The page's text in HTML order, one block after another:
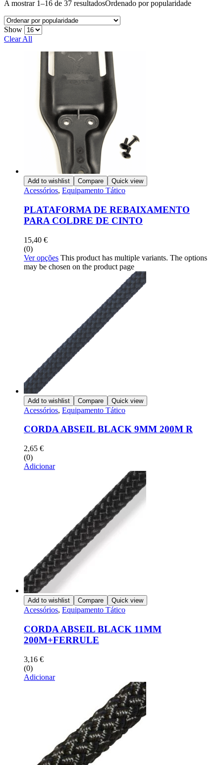
A mostrar 1–16 de 37 resultadosOrdenado por popularidade
Show
Clear All
Add to wishlist Compare Quick view
Acessórios, Equipamento Tático
PLATAFORMA DE REBAIXAMENTO
PARA COLDRE DE CINTO
15,40 €
(0)
Ver opções This product has multiple variants. The options
may be chosen on the product page
Add to wishlist Compare Quick view
Acessórios, Equipamento Tático
CORDA ABSEIL BLACK 9MM 200M R
2,65 €
(0)
Adicionar
Add to wishlist Compare Quick view
Acessórios, Equipamento Tático
CORDA ABSEIL BLACK 11MM
200M+FERRULE
3,16 €
(0)
Adicionar